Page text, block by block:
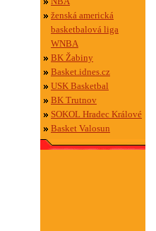
ženská americká
basketbalová liga
WNBA
BK Žabiny
Basket.idnes.cz
USK Basketbal
BK Trutnov
SOKOL Hradec Králové
Basket Valosun